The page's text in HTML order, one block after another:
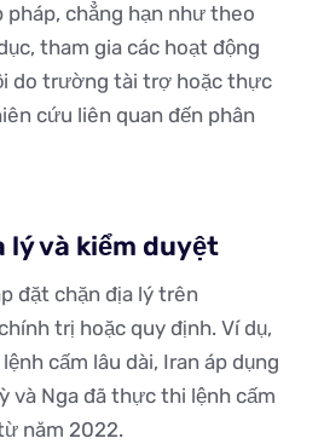
chẳng hạn như theo
tham gia các hoạt động
do trường tài trợ hoặc thực
cứu liên quan đến phân
lý và kiểm duyệt
đặt chặn địa lý trên
trị hoặc quy định. Ví dụ,
cấm lâu dài, Iran áp dụng
và Nga đã thực thi lệnh cấm
năm 2022.